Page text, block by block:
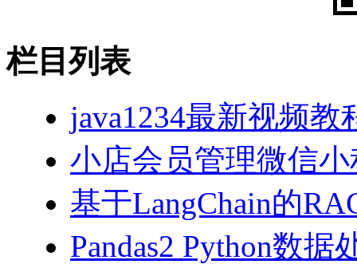
栏目列表
java1234最新视频教
小店会员管理微信
基于LangChain的
Pandas2 Python数